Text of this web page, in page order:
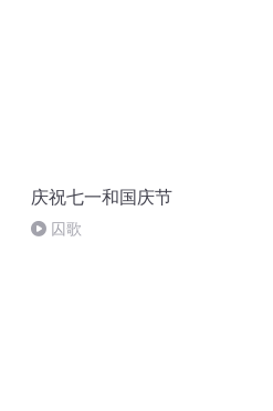
庆祝七一和国庆节
囚歌